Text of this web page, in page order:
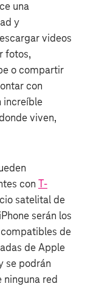
una
y
videos
fotos,
o compartir
con
increíble
viven,
con T-
satelital de
serán los
de
de Apple
se podrán
ninguna red